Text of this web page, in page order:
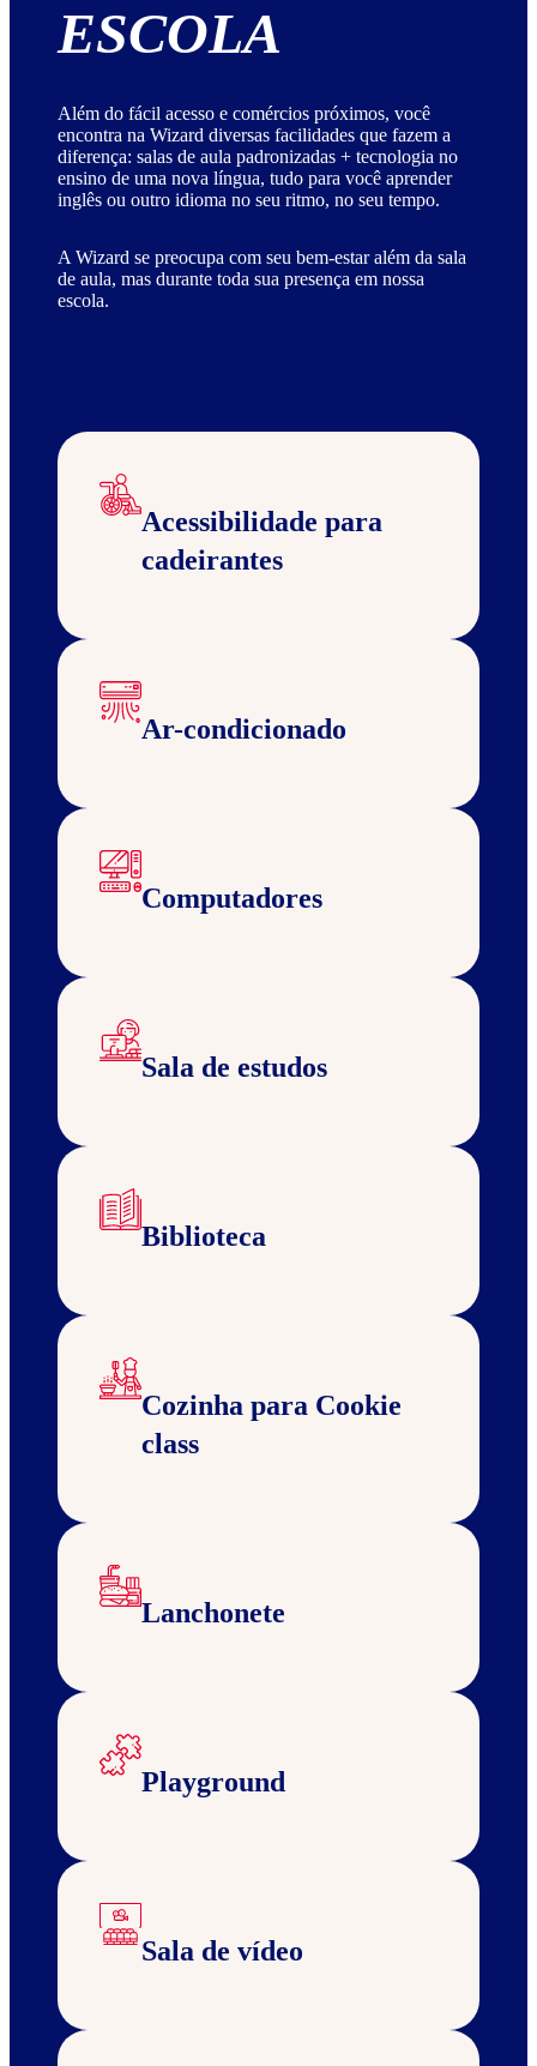
ESCOLA
Além do fácil acesso e comércios próximos, você
encontra na Wizard diversas facilidades que fazem a
diferença: salas de aula padronizadas + tecnologia no
ensino de uma nova língua, tudo para você aprender
inglês ou outro idioma no seu ritmo, no seu tempo.
A Wizard se preocupa com seu bem-estar além da sala
de aula, mas durante toda sua presença em nossa
escola.
Acessibilidade para
cadeirantes
Ar-condicionado
Computadores
Sala de estudos
Biblioteca
Cozinha para Cookie
class
Lanchonete
Playground
Sala de vídeo